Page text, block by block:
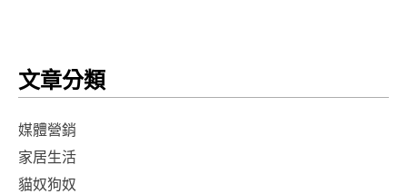
文章分類
媒體營銷
家居生活
貓奴狗奴